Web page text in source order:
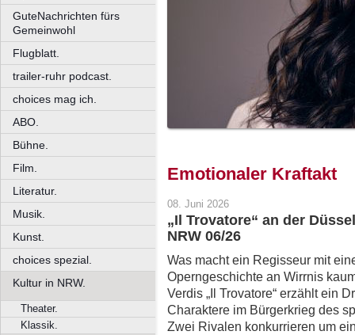
GuteNachrichten fürs
Gemeinwohl
Flugblatt.
trailer-ruhr podcast.
choices mag ich.
ABO.
Bühne.
Film.
Literatur.
Musik.
Kunst.
choices spezial.
Kultur in NRW.
Theater.
Klassik.
Emotionaler Kraftakt
08. Juni 2026
„Il Trovatore“ an der
NRW 06/26
Was macht ein Regisseur mit
Operngeschichte an Wirrnis
Verdis „Il Trovatore“ erzählt ein
Charaktere im Bürgerkrieg des
Zwei Rivalen konkurrieren um